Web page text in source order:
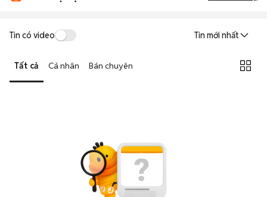
Tin có video Tin mới nhất
Tất cả Cá nhân Bán chuyên